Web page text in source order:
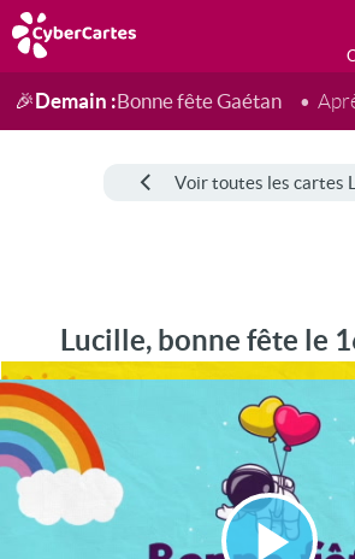
Anniversaire
Fête du jour
Amour
Amitié
Merci
Toutes les cartes
🎉Demain :Bonne fête Gaétan
Voir toutes les cartes
Lucille, bonne fête le